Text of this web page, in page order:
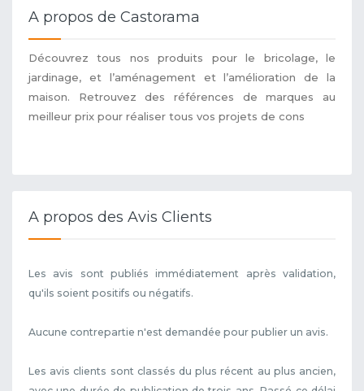
A propos de Castorama
Découvrez tous nos produits pour le bricolage, le
jardinage, et l’aménagement et l’amélioration de la
maison. Retrouvez des références de marques au
meilleur prix pour réaliser tous vos projets de cons
A propos des Avis Clients
Les avis sont publiés immédiatement après validation,
qu'ils soient positifs ou négatifs.
Aucune contrepartie n'est demandée pour publier un avis.
Les avis clients sont classés du plus récent au plus ancien,